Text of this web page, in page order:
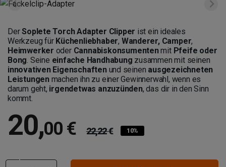
DerSoplete Torch Adapter Clipper ist ein ideales
Werkzeug für Küchenliebhaber, Wanderer, Camper,
Heimwerker oder Cannabiskonsumentenmit Pfeife oder
Bong. Seine einfache Handhabung zusammen mit seinen
innovativen Eigenschaftenund seinen ausgezeichneten
Leistungenmachen ihn zu einer Gewinnerwahl, wenn es
darum geht, irgendetwas anzuzünden, das dir in den Sinn
kommt.
20,00 € 22,22 € 10%